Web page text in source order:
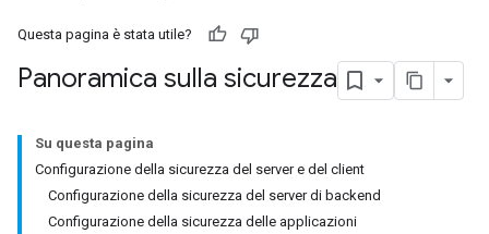
Questa pagina è stata utile?
Panoramica sulla sicurezza
Su questa pagina
Configurazione della sicurezza del server e del client
Configurazione della sicurezza del server di backend
Configurazione della sicurezza delle applicazioni